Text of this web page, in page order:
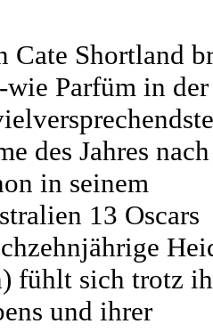
Cate Shortland
wie Parfüm in
des Jahres nach
in seinem
13 Oscars
fühlt sich trotz
und ihrer